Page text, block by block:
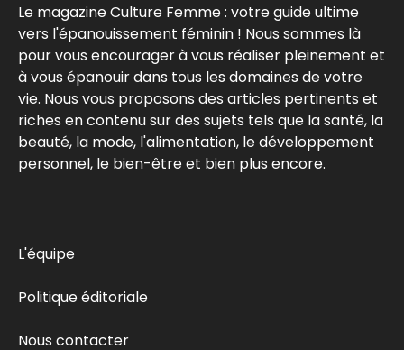
Le magazine Culture Femme : votre guide ultime
vers l'épanouissement féminin ! Nous sommes là
pour vous encourager à vous réaliser pleinement et
à vous épanouir dans tous les domaines de votre
vie. Nous vous proposons des articles pertinents et
riches en contenu sur des sujets tels que la santé, la
beauté, la mode, l'alimentation, le développement
personnel, le bien-être et bien plus encore.
L'équipe
Politique éditoriale
Nous contacter